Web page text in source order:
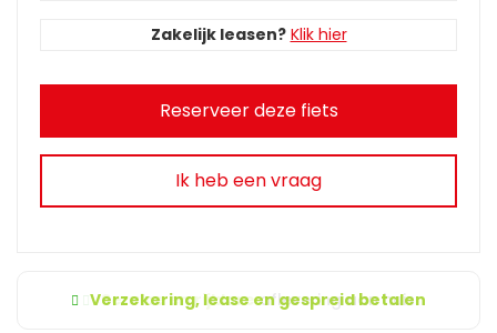
Zakelijk leasen? Klik hier
Reserveer deze fiets
Ik heb een vraag
Verzekering, lease en gespreid betalen